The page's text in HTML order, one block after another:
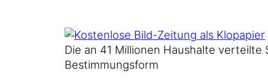
Die an 41 Mil­lio­nen Haus­hal­te
Bestimmungsform